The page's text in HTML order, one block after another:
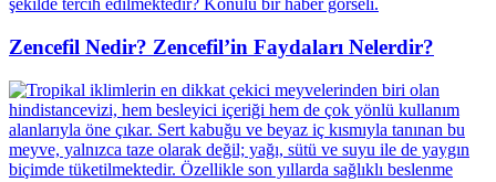
Zencefil Nedir? Zencefil’in Faydaları Nelerdir?